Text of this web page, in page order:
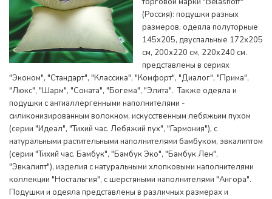
(Россия): подушки разных
размеров, одеяла полуторные
145х205, двуспальные 172х205
см, 200х220 см, 220х240 см.
представлены в сериях
"Эконом", "Стандарт", "Классика", "Комфорт", "Диалог", "Прима",
"Люкс", "Шарм", "Соната", "Богема", "Элита". Также одеяла и
подушки с антиаллергенными наполнителями -
силиконизированным волокном, искусственным лебяжьим пухом
(серии "Идеал", "Тихий час. Лебяжий пух", "Гармония"), с
натуральными растительными наполнителями бамбуком, эвкалиптом
(серии "Тихий час. Бамбук", "Бамбук Эко", "Бамбук Лен",
"Эвкалипт"), изделия с натуральными хлопковыми наполнителями
коллекции "Ностальгия", с шерстяными наполнителями "Ангора".
Подушки и одеяла представлены в различных размерах и